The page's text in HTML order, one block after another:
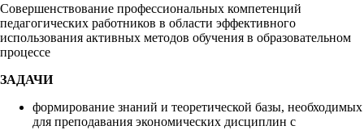
Cовершенствование профессиональных компетенций
педагогических работников в области эффективного
использования активных методов обучения в образовательном
процессе
ЗАДАЧИ
формирование знаний и теоретической базы, необходимых
для преподавания экономических дисциплин с